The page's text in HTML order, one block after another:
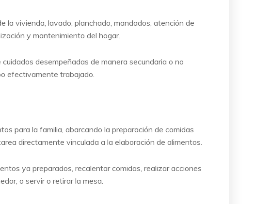
la vivienda, lavado, planchado, mandados, atención de
y mantenimiento del hogar.
desempeñadas de manera secundaria o no
efectivamente trabajado.
para la familia, abarcando la preparación de comidas
directamente vinculada a la elaboración de alimentos.
ya preparados, recalentar comidas, realizar acciones
o servir o retirar la mesa.